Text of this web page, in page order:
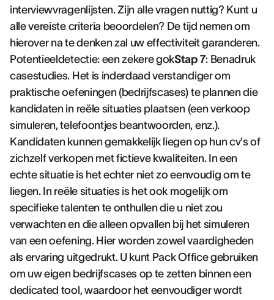
interviewvragenlijsten. Zijn alle vragen nuttig? Kunt u
alle vereiste criteria beoordelen? De tijd nemen om
hierover na te denken zal uw effectiviteit garanderen.
Potentieeldetectie: een zekere gokStap 7: Benadruk
casestudies. Het is inderdaad verstandiger om
praktische oefeningen (bedrijfscases) te plannen die
kandidaten in reële situaties plaatsen (een verkoop
simuleren, telefoontjes beantwoorden, enz.).
Kandidaten kunnen gemakkelijk liegen op hun cv's of
zichzelf verkopen met fictieve kwaliteiten. In een
echte situatie is het echter niet zo eenvoudig om te
liegen. In reële situaties is het ook mogelijk om
specifieke talenten te onthullen die u niet zou
verwachten en die alleen opvallen bij het simuleren
van een oefening. Hier worden zowel vaardigheden
als ervaring uitgedrukt. U kunt Pack Office gebruiken
om uw eigen bedrijfscases op te zetten binnen een
dedicated tool, waardoor het eenvoudiger wordt